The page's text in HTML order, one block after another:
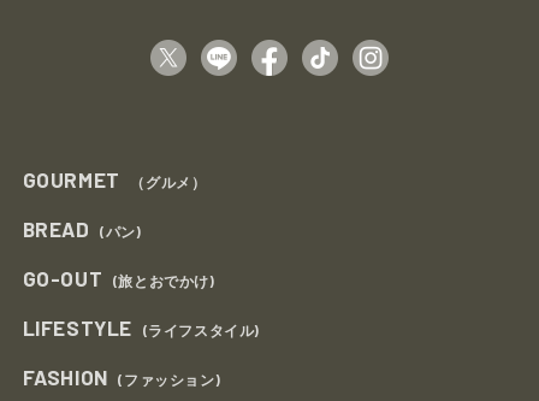
GOURMET （グルメ）
BREAD (パン)
GO-OUT (旅とおでかけ)
LIFESTYLE (ライフスタイル)
FASHION (ファッション)